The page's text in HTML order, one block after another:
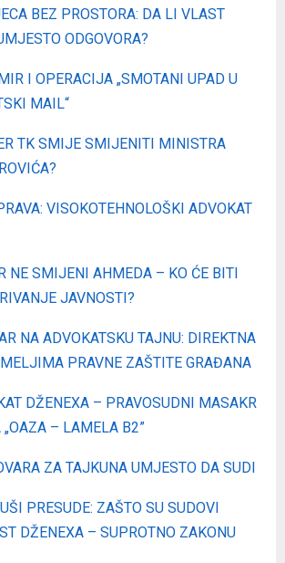
BEZ PROSTORA: DA LI VLAST
ODGOVORA?
I OPERACIJA „SMOTANI UPAD U
MAIL“
TK SMIJE SMIJENITI MINISTRA
VISOKOTEHNOLOŠKI ADVOKAT
NE SMIJENI AHMEDA – KO ĆE BITI
JAVNOSTI?
NA ADVOKATSKU TAJNU: DIREKTNA
PRAVNE ZAŠTITE GRAĐANA
DŽENEXA – PRAVOSUDNI MASAKR
– LAMELA B2”
ZA TAJKUNA UMJESTO DA SUDI
PRESUDE: ZAŠTO SU SUDOVI
DŽENEXA – SUPROTNO ZAKONU